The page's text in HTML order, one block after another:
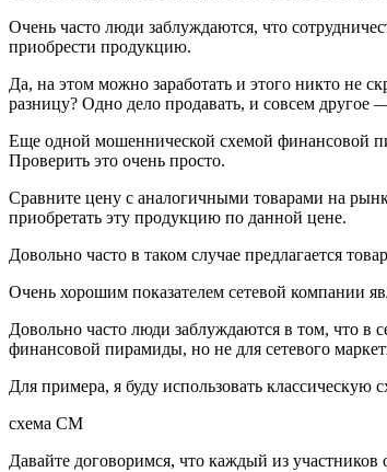
Очень часто люди заблуждаются, что
приобрести продукцию.
Да, на этом можно заработать и этого никто не
разницу? Одно дело продавать, и совсем другое
Еще одной мошеннической схемой финансовой
Проверить это очень просто.
Сравните цену с аналогичными товарами на
приобретать эту продукцию по данной цене.
Довольно часто в таком случае предлагается
Очень хорошим показателем сетевой компании
Довольно часто люди заблуждаются в том, что в
финансовой пирамиды, но не для сетевого
Для примера, я буду использовать классическую
схема СМ
Давайте договоримся, что каждый из участников